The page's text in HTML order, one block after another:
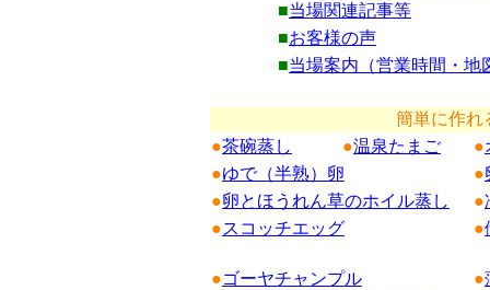
■当場関連記事等
■お客様の声
■当場案内（営業時間・地
簡単に作れ
●茶碗蒸し ●温泉たまご ●
●ゆで（半熟）卵 ●
●卵とほうれん草のホイル蒸し ●
●スコッチエッグ ●
●ゴーヤチャンプル ●